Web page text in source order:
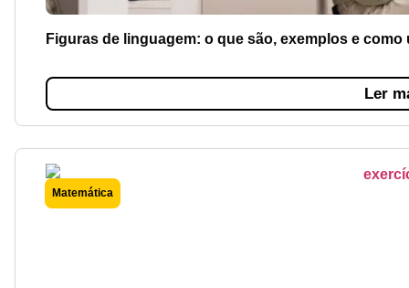
Figuras de linguagem: o que são, exemplos e como
Ler
Matemática